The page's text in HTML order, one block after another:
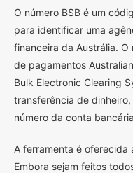
O número BSB é um
para identificar uma
financeira da Austrália. O
de pagamentos
Bulk Electronic Clearing
transferência de
número da conta
A ferramenta é oferecida
Embora sejam feitos